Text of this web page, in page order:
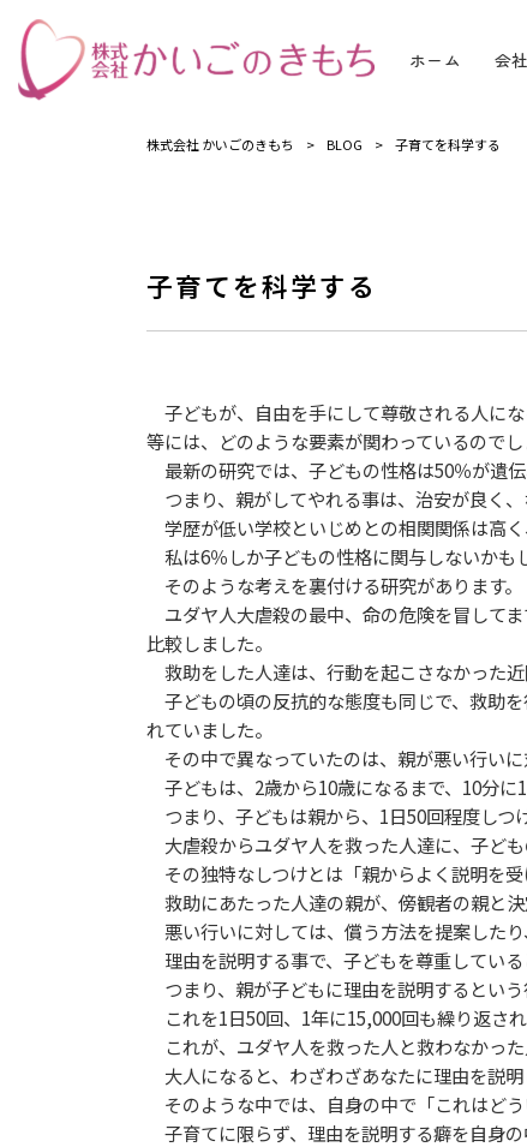
ホーム 会
株式会社 かいごのきもち > BLOG > 子育てを科学する
子育てを科学する
子どもが、自由を手にして尊敬される人に
等には、どのような要素が関わっているのでし
最新の研究では、子どもの性格は50％が遺
つまり、親がしてやれる事は、治安が良く
学歴が低い学校といじめとの相関関係は高
私は6％しか子どもの性格に関与しないかも
そのような考えを裏付ける研究があります。
ユダヤ人大虐殺の最中、命の危険を冒して
比較しました。
救助をした人達は、行動を起こさなかった
子どもの頃の反抗的な態度も同じで、救助
れていました。
その中で異なっていたのは、親が悪い行い
子どもは、2歳から10歳になるまで、10分に
つまり、子どもは親から、1日50回程度しつ
大虐殺からユダヤ人を救った人達に、子ど
その独特なしつけとは「親からよく説明を受
救助にあたった人達の親が、傍観者の親と
悪い行いに対しては、償う方法を提案したり
理由を説明する事で、子どもを尊重している
つまり、親が子どもに理由を説明するとい
これを1日50回、1年に15,000回も繰り返さ
これが、ユダヤ人を救った人と救わなかった
大人になると、わざわざあなたに理由を説明
そのような中では、自身の中で「これはど
子育てに限らず、理由を説明する癖を自身